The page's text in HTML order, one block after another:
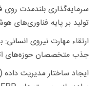
سرمایه‌گذاری بلندمدت
تولید بر پایه فناوری‌های
ارتقاء مهارت نیروی
جذب متخصصان حوزه‌های